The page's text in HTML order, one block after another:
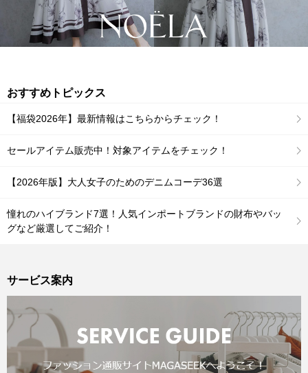
おすすめトピックス
【福袋2026年】最新情報はこちらからチェック！
セールアイテム販売中！対象アイテムをチェック！
【2026年版】大人女子のためのデニムコーデ36選
憧れのハイブランド7選！人気インポートブランドの財布やバッ
グなど厳選してご紹介！
サービス案内